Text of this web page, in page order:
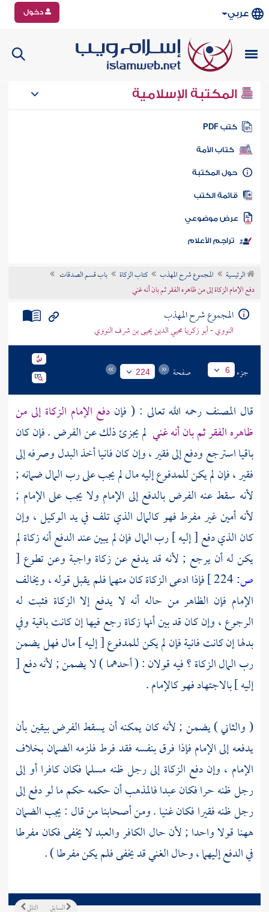
عربي دخول
المكتبة الإسلامية
كتب PDF
كتاب الأمة
المكتبة
الكتب
موضوعي
تراجم الأعلام
الرئيسية المجموع شرح المهذب كتاب الزكاة
باب قسم الصدقات
دفع الإمام الزكاة إلى من ظاهره الفقر ثم بان أنه غني
المجموع شرح المهذب
النووي - أبو زكريا محيي الدين يحيى بن شرف النووي
جزء 6 صفحة 224
قال المصنف رحمه الله تعالى : ( فإن دفع الإمام الزكاة إلى من
ظاهره الفقر ثم بان أنه غني لم يجزئ ذلك عن الفرض . فإن كان
باقيا استرجع ودفع إلى فقير ، وإن كان فانيا أخذ البدل وصرفه إلى
فقير ، فإن لم يكن للمدفوع إليه مال لم يجب على رب المال ضمانه ;
لأنه سقط عنه الفرض بالدفع إلى الإمام ولا يجب على الإمام ;
لأنه أمين غير مفرط فهو كالمال الذي تلف في يد الوكيل ، وإن
كان الذي دفع [ إليه ] رب المال فإن لم يبين عند الدفع أنه زكاة لم
يكن له أن يرجع ; لأنه قد يدفع عن زكاة واجبة وعن تطوع [
ص:
فإذا ادعى الزكاة كان متهما فلم يقبل قوله ، ويخالف
الإمام فإن الظاهر من حاله أنه لا يدفع إلا الزكاة فثبت له
الرجوع ، وإن كان قد بين أنها زكاة رجع فيها إن كانت باقية وفي
بدلها إن كانت فانية فإن لم يكن للمدفوع [ إليه ] مال فهل يضمن
رب المال الزكاة ؟ فيه قولان : ( أحدهما ) لا يضمن ; لأنه دفع [
إليه ] بالاجتهاد فهو كالإمام .
( والثاني ) يضمن ; لأنه كان يمكنه أن يسقط الفرض بيقين بأن
يدفعه إلى الإمام فإذا فرق بنفسه فقد فرط فلزمه الضمان بخلاف
الإمام ، وإن دفع الزكاة إلى رجل ظنه مسلما فكان كافرا أو إلى
رجل ظنه حرا فكان عبدا فالمذهب أن حكمه حكم ما لو دفع إلى
رجل ظنه فقيرا فكان غنيا . ومن أصحابنا من قال : يجب الضمان
ههنا قولا واحدا ; لأن حال الكافر والعبد لا يخفى فكان مفرطا
في الدفع إليهما ، وحال الغني قد يخفى فلم يكن مفرطا ) .
التالي السابق